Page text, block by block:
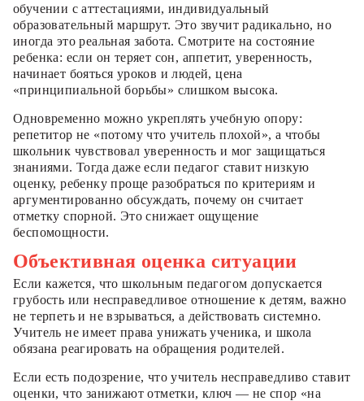
обучении с аттестациями, индивидуальный
образовательный маршрут. Это звучит радикально, но
иногда это реальная забота. Смотрите на состояние
ребенка: если он теряет сон, аппетит, уверенность,
начинает бояться уроков и людей, цена
«принципиальной борьбы» слишком высока.
Одновременно можно укреплять учебную опору:
репетитор не «потому что учитель плохой», а чтобы
школьник чувствовал уверенность и мог защищаться
знаниями. Тогда даже если педагог ставит низкую
оценку, ребенку проще разобраться по критериям и
аргументированно обсуждать, почему он считает
отметку спорной. Это снижает ощущение
беспомощности.
Объективная оценка ситуации
Если кажется, что школьным педагогом допускается
грубость или несправедливое отношение к детям, важно
не терпеть и не взрываться, а действовать системно.
Учитель не имеет права унижать ученика, и школа
обязана реагировать на обращения родителей.
Если есть подозрение, что учитель несправедливо ставит
оценки, что занижают отметки, ключ — не спор «на